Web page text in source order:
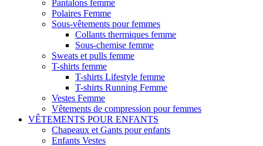
Pantalons femme
Polaires Femme
Sous-vêtements pour femmes
Collants thermiques femme
Sous-chemise femme
Sweats et pulls femme
T-shirts femme
T-shirts Lifestyle femme
T-shirts Running Femme
Vestes Femme
Vêtements de compression pour femmes
VÊTEMENTS POUR ENFANTS
Chapeaux et Gants pour enfants
Enfants Vestes